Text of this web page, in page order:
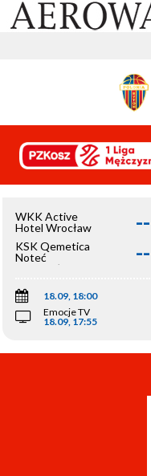
WKK Active
Hotel Wrocław
--
KSK Qemetica
Noteć
Inowrocław
--
18.09, 18:00
Emocje TV
18.09, 17:55